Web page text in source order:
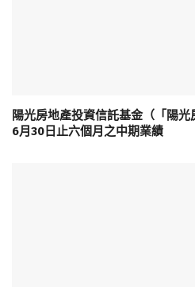
陽光房地產投資信託基金（「陽
6月30日止六個月之中期業績